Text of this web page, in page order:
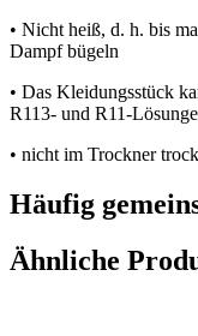
• Nicht heiß, d. h. bis
Dampf bügeln
• Das Kleidungsstück
R113- und R11-
• nicht im Trockner
Häufig
Ähnliche